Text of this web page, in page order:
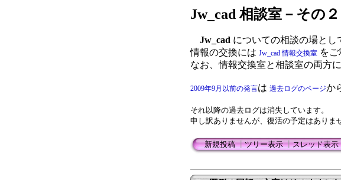
Jw_cad 相談室－その２
Jw_cad についての相談の場とし
情報の交換には Jw_cad 情報交換室 を
なお、情報交換室と相談室の両方
2009年9月以前の発言は 過去ログのページか
それ以降の過去ログは消失しています。
申し訳ありませんが、復活の予定はありま
新規投稿┃ツリー表示┃スレッド表示